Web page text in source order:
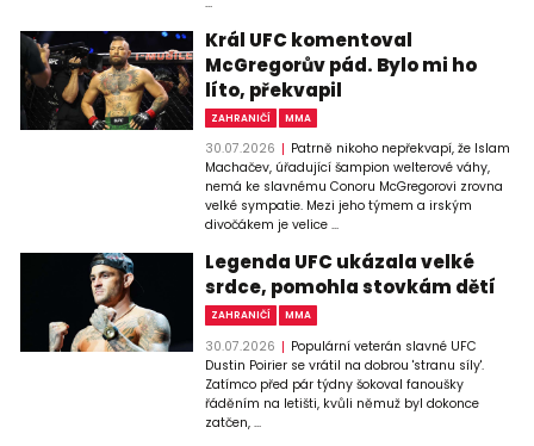
Král UFC komentoval
McGregorův pád. Bylo mi ho
líto, překvapil
ZAHRANIČÍ MMA
30.07.2026
Patrně nikoho nepřekvapí, že Islam
Machačev, úřadující šampion welterové váhy,
nemá ke slavnému Conoru McGregorovi zrovna
velké sympatie. Mezi jeho týmem a irským
divočákem je velice ...
Legenda UFC ukázala velké
srdce, pomohla stovkám dětí
ZAHRANIČÍ MMA
30.07.2026
Populární veterán slavné UFC
Dustin Poirier se vrátil na dobrou 'stranu síly'.
Zatímco před pár týdny šokoval fanoušky
řáděním na letišti, kvůli němuž byl dokonce
zatčen, ...